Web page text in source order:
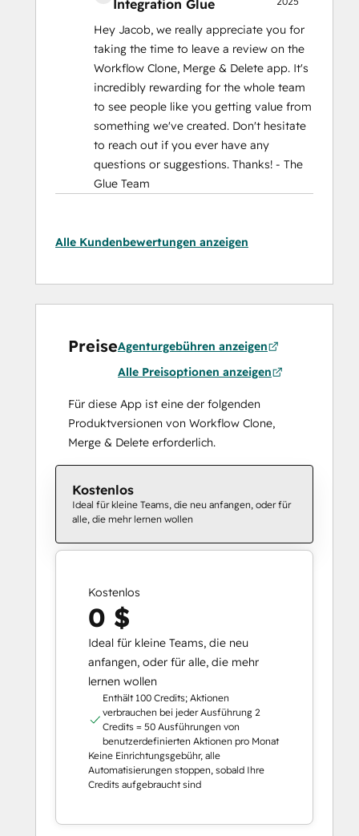
Integration Glue
Hey Jacob, we really appreciate you for
taking the time to leave a review on the
Workflow Clone, Merge & Delete app. It's
incredibly rewarding for the whole team
to see people like you getting value from
something we've created. Don't hesitate
to reach out if you ever have any
questions or suggestions. Thanks! - The
Glue Team
Alle Kundenbewertungen anzeigen
PreiseAgenturgebühren anzeigen
Alle Preisoptionen anzeigen
Für diese App ist eine der folgenden
Produktversionen von Workflow Clone,
Merge & Delete erforderlich.
Kostenlos
Ideal für kleine Teams, die neu anfangen, oder für
alle, die mehr lernen wollen
Kostenlos
0 $
Ideal für kleine Teams, die neu
anfangen, oder für alle, die mehr
lernen wollen
Enthält 100 Credits; Aktionen
verbrauchen bei jeder Ausführung 2
Credits = 50 Ausführungen von
benutzerdefinierten Aktionen pro Monat
Keine Einrichtungsgebühr, alle
Automatisierungen stoppen, sobald Ihre
Credits aufgebraucht sind